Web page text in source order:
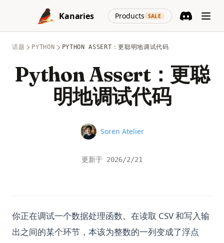
Skip to content
Kanaries
Products SALE
(opens in a
话题 PYTHON PYTHON ASSERT：更聪明地调试代码
Python Assert：更聪
明地调试代码
Name
Soren Atelier
更新于 2026/2/21
你正在调试一个数据处理函数。在读取 CSV 和写入输
出之间的某个环节，本该为整数的一列变成了浮点